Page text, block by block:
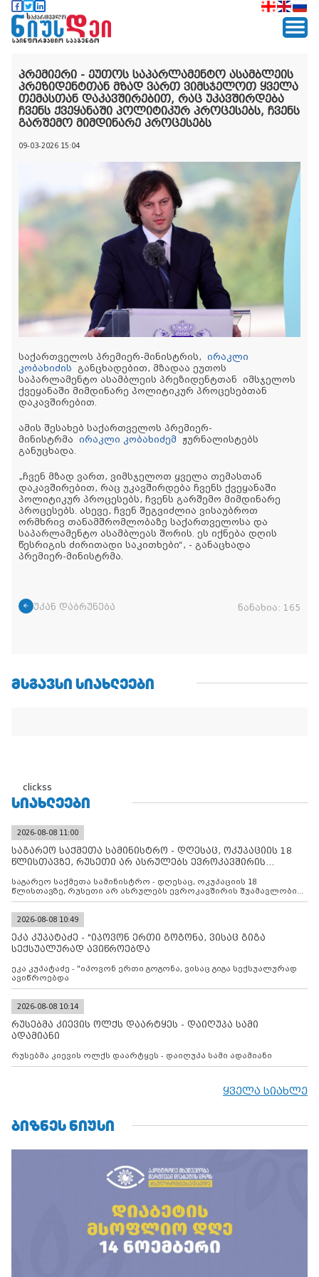
პრემიერი - ეუთოს საპარლამენტო ასამბლეის
პრეზიდენტთან მზად ვართ ვიმსჯელოთ ყველა
თემასთან დაკავშირებით, რაც უკავშირდება
ჩვენს ქვეყანაში პოლიტიკურ პროცესებს, ჩვენს
გარშემო მიმდინარე პროცესებს
09-03-2026 15:04
საქართველოს პრემიერ-მინისტრის, ირაკლი
კობახიძის განცხადებით, მზადაა ეუთოს
საპარლამენტო ასამბლეის პრეზიდენტთან იმსჯელოს
ქვეყანაში მიმდინარე პოლიტიკურ პროცესებთან
დაკავშირებით.
ამის შესახებ საქართველოს პრემიერ-
მინისტრმა ირაკლი კობახიძემ ჟურნალისტებს
განუცხადა.
„ჩვენ მზად ვართ, ვიმსჯელოთ ყველა თემასთან
დაკავშირებით, რაც უკავშირდება ჩვენს ქვეყანაში
პოლიტიკურ პროცესებს, ჩვენს გარშემო მიმდინარე
პროცესებს. ასევე, ჩვენ შეგვიძლია ვისაუბროთ
ორმხრივ თანამშრომლობაზე საქართველოსა და
საპარლამენტო ასამბლეას შორის. ეს იქნება დღის
წესრიგის ძირითადი საკითხები“, - განაცხადა
პრემიერ-მინისტრმა.
უკან დაბრუნება ნანახია: 165
ᲛᲡᲒᲐᲕᲡᲘ ᲡᲘᲐᲮᲚᲔᲔᲑᲘ
clickss
ᲡᲘᲐᲮᲚᲔᲔᲑᲘ
2026-08-08 11:00
საგარეო საქმეთა სამინისტრო - დღესაც, ოკუპაციის 18
წლისთავზე, რუსეთი არ ასრულებს ევროკავშირის
საგარეო საქმეთა სამინისტრო - დღესაც, ოკუპაციის 18
წლისთავზე, რუსეთი არ ასრულებს ევროკავშირის შუამავლობით
დადებულ 2008 წლის 12 აგვისტოს ცეცხლის შეწყვეტის
კონტროლს ოკუპირებულ რეგიონებში, აგრძელებს მათი
მილიტარიზაციის პროცესს და აქტიურად დგამს ნაბიჯებს მათი
ფაქტობრივი ანექსიისკენ
2026-08-08 10:49
ეკა კუპატაძე - "იპოვონ ერთი გოგონა, ვისაც გიგა
სექსუალურად ავიწროებდა
ეკა კუპატაძე - "იპოვონ ერთი გოგონა, ვისაც გიგა სექსუალურად
ავიწროებდა
2026-08-08 10:14
რუსებმა კიევის ოლქს დაარტყეს - დაიღუპა სამი
ადამიანი
რუსებმა კიევის ოლქს დაარტყეს - დაიღუპა სამი ადამიანი
ყველა სიახლე
ᲑᲘᲖᲜᲔᲡ ᲜᲘᲣᲡᲘ